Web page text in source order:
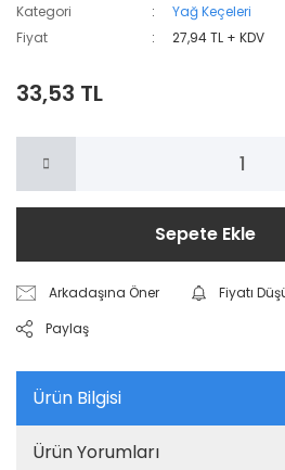
Kategori
Yağ Keçeleri
Fiyat
27,94 TL + KDV
33,53 TL
Sepete Ekle
Arkadaşına Öner
Fiyatı
Paylaş
Ürün Bilgisi
Ürün Yorumları